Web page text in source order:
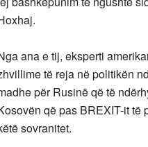
ana e tij, eksperti
të reja në politikën
për Rusinë që të
që pas BREXIT-it të
sovranitet.